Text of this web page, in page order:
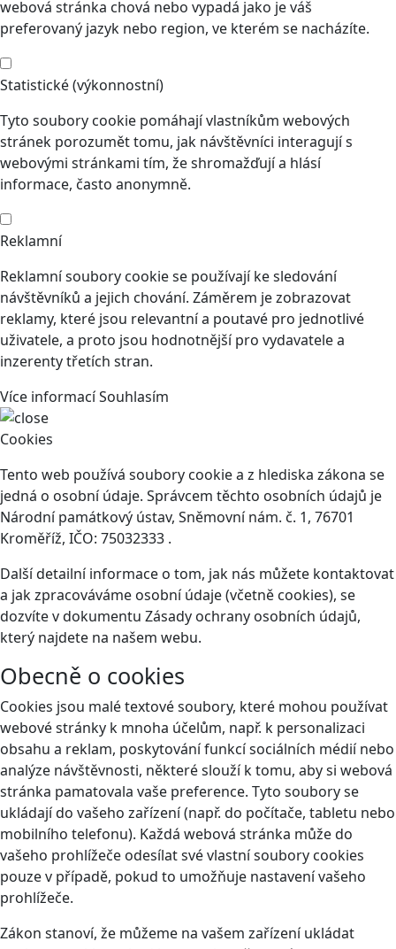
webová stránka chová nebo vypadá jako je váš
preferovaný jazyk nebo region, ve kterém se nacházíte.
Statistické (výkonnostní)
Tyto soubory cookie pomáhají vlastníkům webových
stránek porozumět tomu, jak návštěvníci interagují s
webovými stránkami tím, že shromažďují a hlásí
informace, často anonymně.
Reklamní
Reklamní soubory cookie se používají ke sledování
návštěvníků a jejich chování. Záměrem je zobrazovat
reklamy, které jsou relevantní a poutavé pro jednotlivé
uživatele, a proto jsou hodnotnější pro vydavatele a
inzerenty třetích stran.
Více informacíSouhlasím
Cookies
Tento web používá soubory cookie a z hlediska zákona se
jedná o osobní údaje. Správcem těchto osobních údajů je
Národní památkový ústav, Sněmovní nám. č. 1, 76701
Kroměříž, IČO: 75032333 .
Další detailní informace o tom, jak nás můžete kontaktovat
a jak zpracováváme osobní údaje (včetně cookies), se
dozvíte v dokumentu Zásady ochrany osobních údajů,
který najdete na našem webu.
Obecně o cookies
Cookies jsou malé textové soubory, které mohou používat
webové stránky k mnoha účelům, např. k personalizaci
obsahu a reklam, poskytování funkcí sociálních médií nebo
analýze návštěvnosti, některé slouží k tomu, aby si webová
stránka pamatovala vaše preference. Tyto soubory se
ukládají do vašeho zařízení (např. do počítače, tabletu nebo
mobilního telefonu). Každá webová stránka může do
vašeho prohlížeče odesílat své vlastní soubory cookies
pouze v případě, pokud to umožňuje nastavení vašeho
prohlížeče.
Zákon stanoví, že můžeme na vašem zařízení ukládat